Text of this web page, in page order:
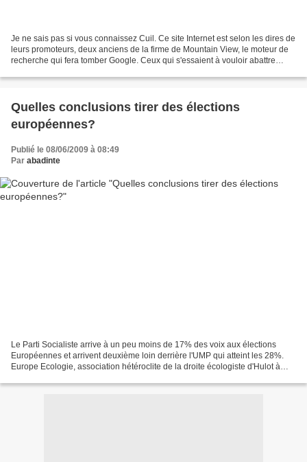
Je ne sais pas si vous connaissez Cuil. Ce site Internet est selon les dires de
leurs promoteurs, deux anciens de la firme de Mountain View, le moteur de
recherche qui fera tomber Google. Ceux qui s'essaient à vouloir abattre
Quelles conclusions tirer des élections
européennes?
Publié le 08/06/2009 à 08:49
Par abadinte
Le Parti Socialiste arrive à un peu moins de 17% des voix aux élections
Européennes et arrivent deuxième loin derrière l'UMP qui atteint les 28%.
Europe Ecologie, association hétéroclite de la droite écologiste d'Hulot à